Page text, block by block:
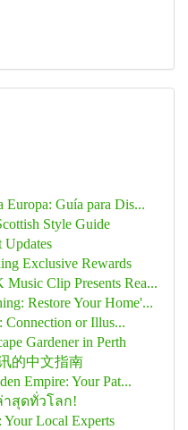
Europa: Guía para Dis...
Style Guide
Updates
Exclusive Rewards
Clip Presents Rea...
Restore Your Home'...
or Illus...
Gardener in Perth
的中文指南
Empire: Your Pat...
าสุดทั่วโลก!
Your Local Experts